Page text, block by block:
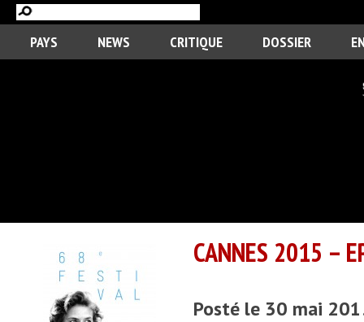
PAYS NEWS CRITIQUE DOSSIER
CANNES 2015 –
Posté le 30 mai